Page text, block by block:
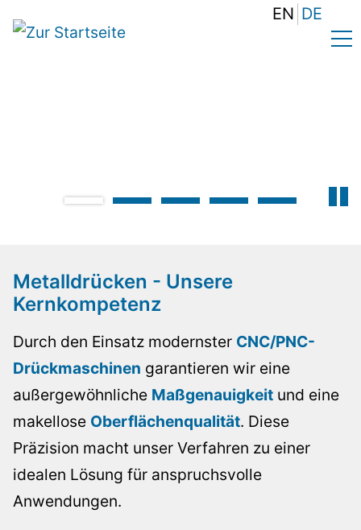
EN DE
Metalldrücken - Unsere
Kernkompetenz
Durch den Einsatz modernster CNC/PNC-
Drückmaschinen garantieren wir eine
außergewöhnliche Maßgenauigkeit und eine
makellose Oberflächenqualität. Diese
Präzision macht unser Verfahren zu einer
idealen Lösung für anspruchsvolle
Anwendungen.